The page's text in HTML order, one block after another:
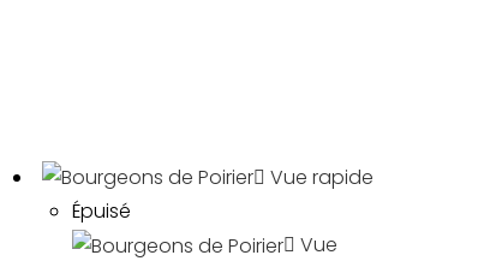
Vue rapide
Épuisé
Vue